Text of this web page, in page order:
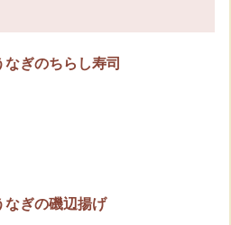
なぎのちらし寿司
なぎの磯辺揚げ